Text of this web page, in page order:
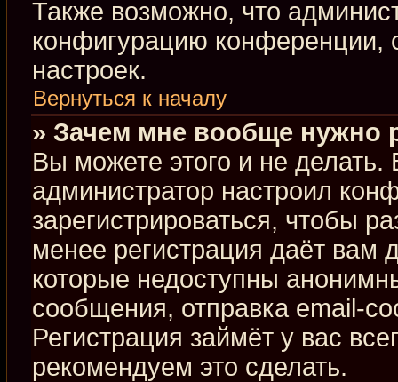
Также возможно, что
конфигурацию конференции,
настроек.
Вернуться к началу
» Зачем мне вообще нужно
Вы можете этого и не делать.
администратор настроил
зарегистрироваться, чтобы
менее регистрация даёт вам
которые недоступны
сообщения, отправка email-
Регистрация займёт у вас
рекомендуем это сделать.